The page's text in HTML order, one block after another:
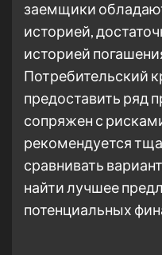
заемщики
историей,
историей
Потребительский
предоставить ряд
сопряжен с
рекомендуется
сравнивать
найти лучшее
потенциальных